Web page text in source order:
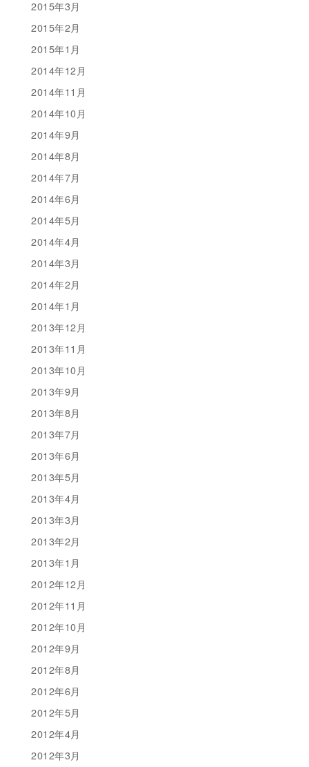
2015年3月
2015年2月
2015年1月
2014年12月
2014年11月
2014年10月
2014年9月
2014年8月
2014年7月
2014年6月
2014年5月
2014年4月
2014年3月
2014年2月
2014年1月
2013年12月
2013年11月
2013年10月
2013年9月
2013年8月
2013年7月
2013年6月
2013年5月
2013年4月
2013年3月
2013年2月
2013年1月
2012年12月
2012年11月
2012年10月
2012年9月
2012年8月
2012年6月
2012年5月
2012年4月
2012年3月